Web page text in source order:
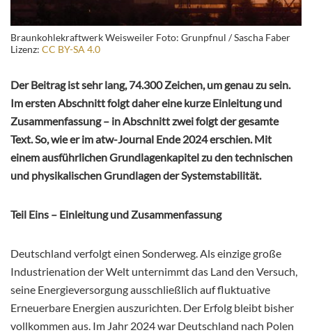
Braunkohlekraftwerk Weisweiler Foto: Grunpfnul / Sascha Faber
Lizenz: CC BY-SA 4.0
Der Beitrag ist sehr lang, 74.300 Zeichen, um genau zu sein.
Im ersten Abschnitt folgt daher eine kurze Einleitung und
Zusammenfassung – in Abschnitt zwei folgt der gesamte
Text. So, wie er im atw-Journal Ende 2024 erschien. Mit
einem ausführlichen Grundlagenkapitel zu den technischen
und physikalischen Grundlagen der Systemstabilität.
Teil Eins – Einleitung und Zusammenfassung
Deutschland verfolgt einen Sonderweg. Als einzige große
Industrienation der Welt unternimmt das Land den Versuch,
seine Energieversorgung ausschließlich auf fluktuative
Erneuerbare Energien auszurichten. Der Erfolg bleibt bisher
vollkommen aus. Im Jahr 2024 war Deutschland nach Polen